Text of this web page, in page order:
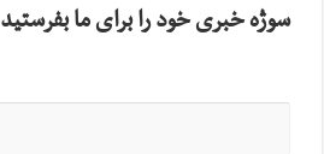
سوژه خبری خود را برای ما بفرستید